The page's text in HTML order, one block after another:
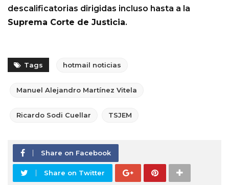
descalificatorias dirigidas incluso hasta a la
Suprema Corte de Justicia.
Tags hotmail noticias
Manuel Alejandro Martínez Vitela
Ricardo Sodi Cuellar TSJEM
Share on Facebook
Share on Twitter